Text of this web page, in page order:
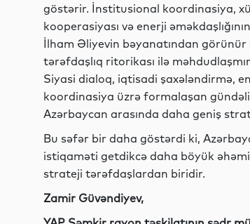
göstərir. İnstitusional koordinasiya,
kooperasiyası və enerji
İlham Əliyevin bəyanatından görünür
tərəfdaşlıq ritorikası ilə
Siyasi dialoq, iqtisadi şaxələndirmə,
koordinasiya üzrə formalaşan
Azərbaycan arasında daha geniş
Bu səfər bir daha göstərdi ki,
istiqaməti getdikcə daha böyük
strateji tərəfdaşlardan biridir.
Zamir Güvəndiyev,